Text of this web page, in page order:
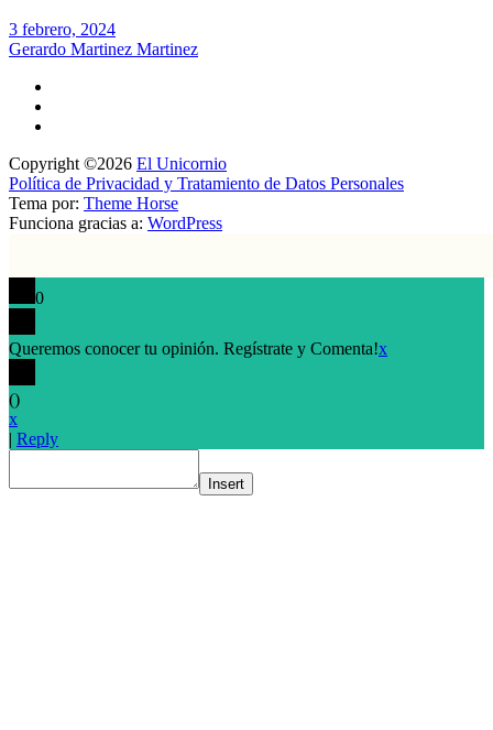
3 febrero, 2024
Gerardo Martinez Martinez
Copyright ©2026 El Unicornio
Política de Privacidad y Tratamiento de Datos Personales
Tema por: Theme Horse
Funciona gracias a: WordPress
0
Queremos conocer tu opinión. Regístrate y Comenta!x
()
x
| Reply
Insert